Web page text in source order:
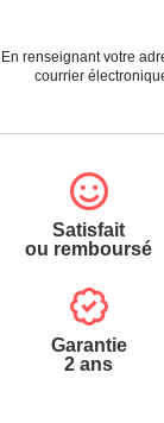
En renseignant votre
courrier
Satisfait
ou remboursé
Garantie
2 ans